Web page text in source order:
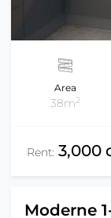
Area
38m2
Rent: 3,000
Moderne